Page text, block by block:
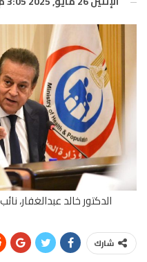
الدكتور خالد عبدالغفار،
شارك